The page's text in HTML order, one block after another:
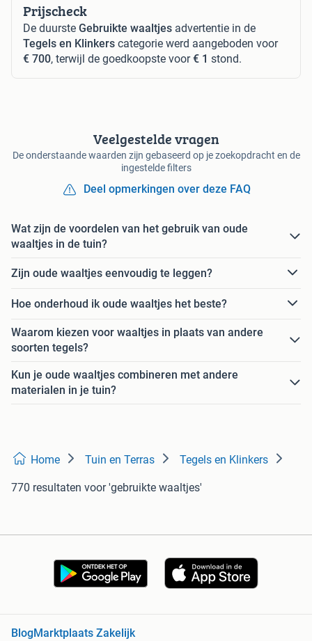
Prijscheck
De duurste Gebruikte waaltjes advertentie in de
Tegels en Klinkers categorie werd aangeboden voor
€ 700, terwijl de goedkoopste voor€ 1 stond.
Veelgestelde vragen
De onderstaande waarden zijn gebaseerd op je zoekopdracht en de
ingestelde filters
Deel opmerkingen over deze FAQ
Wat zijn de voordelen van het gebruik van oude
waaltjes in de tuin?
Zijn oude waaltjes eenvoudig te leggen?
Hoe onderhoud ik oude waaltjes het beste?
Waarom kiezen voor waaltjes in plaats van andere
soorten tegels?
Kun je oude waaltjes combineren met andere
materialen in je tuin?
Home Tuin en Terras Tegels en Klinkers
770 resultaten voor 'gebruikte waaltjes'
Blog Marktplaats Zakelijk